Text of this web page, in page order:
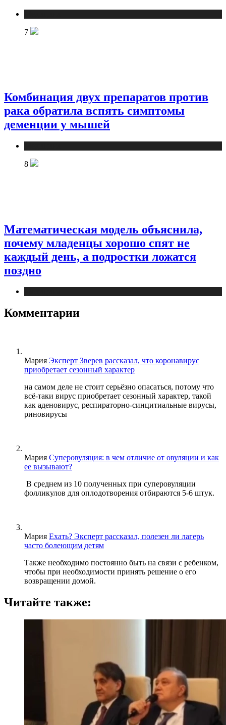
7
Комбинация двух препаратов против
рака обратила вспять симптомы
деменции у мышей
8
Математическая модель объяснила,
почему младенцы хорошо спят не
каждый день, а подростки ложатся
поздно
Комментарии
Мария Эксперт Зверев рассказал, что коронавирус
приобретает сезонный характер
на самом деле не стоит серьёзно опасаться, потому что
всё-таки вирус приобретает сезонный характер, такой
как аденовирус, респираторно-синцитиальные вирусы,
риновирусы
Мария Суперовуляция: в чем отличие от овуляции и как
ее вызывают?
В среднем из 10 полученных при суперовуляции
фолликулов для оплодотворения отбираются 5-6 штук.
Мария Ехать? Эксперт рассказал, полезен ли лагерь
часто болеющим детям
Также необходимо постоянно быть на связи с ребенком,
чтобы при необходимости принять решение о его
возвращении домой.
Читайте также: